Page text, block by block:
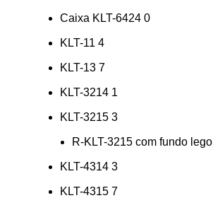
Caixa KLT-6424 0
KLT-11 4
KLT-13 7
KLT-3214 1
KLT-3215 3
R-KLT-3215 com fundo lego
KLT-4314 3
KLT-4315 7